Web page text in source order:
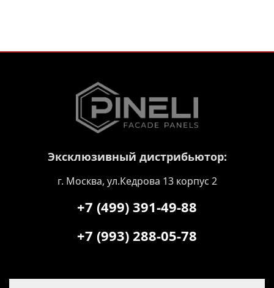
Эксклюзивный дистрибьютор:
г. Москва, ул.Кедрова 13 корпус 2
+7 (499) 391-49-88
+7 (993) 288-05-78